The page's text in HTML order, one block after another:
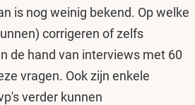
is nog weinig bekend. Op welke
corrigeren of zelfs
de hand van interviews met 60
vragen. Ook zijn enkele
verder kunnen